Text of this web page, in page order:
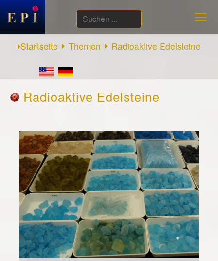
Suchen
...
Startseite
Themen Radioaktive Edelsteine
Radioaktive Edelsteine